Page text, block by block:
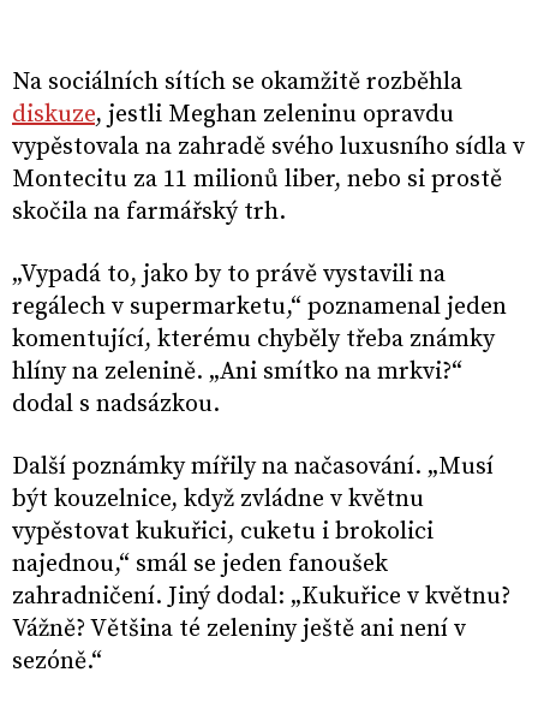
Na sociálních sítích se okamžitě rozběhla
diskuze, jestli Meghan zeleninu opravdu
vypěstovala na zahradě svého luxusního sídla v
Montecitu za 11 milionů liber, nebo si prostě
skočila na farmářský trh.
„Vypadá to, jako by to právě vystavili na
regálech v supermarketu,“ poznamenal jeden
komentující, kterému chyběly třeba známky
hlíny na zelenině. „Ani smítko na mrkvi?“
dodal s nadsázkou.
Další poznámky mířily na načasování. „Musí
být kouzelnice, když zvládne v květnu
vypěstovat kukuřici, cuketu i brokolici
najednou,“ smál se jeden fanoušek
zahradničení. Jiný dodal: „Kukuřice v květnu?
Vážně? Většina té zeleniny ještě ani není v
sezóně.“